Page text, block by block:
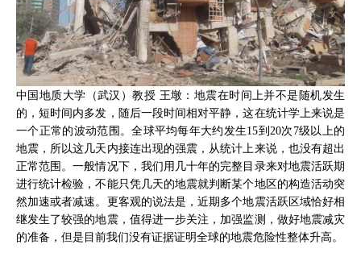
中国地质大学（武汉）教授 王墩：地震在时间上并不是随机发生
的，短时间内多发，随后一段时间相对平静，这在统计学上来说是
一个正常的波动范围。全球平均每年大约发生15到20次7级以上的
地震，所以这几天内接连出现的强震，从统计上来说，也没有超出
正常范围。一般情况下，我们用几十年的完整目录来对地震活跃期
进行统计检验，不能只凭几天的地震就判断某个地区的构造活动突
然加速或者减速。更客观的说法是，近期多个地震活跃区域恰好相
继发生了较强的地震，值得进一步关注，加强监测，做好地震减灾
的准备，但是目前我们没有证据证明全球的地震危险性整体升高。